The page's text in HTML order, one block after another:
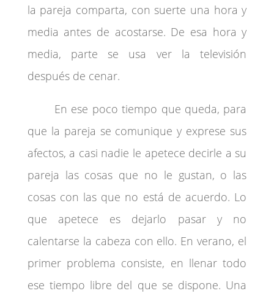
la pareja comparta, con suerte una hora y
media antes de acostarse. De esa hora y
media, parte se usa ver la televisión
después de cenar.
En ese poco tiempo que queda, para
que la pareja se comunique y exprese sus
afectos, a casi nadie le apetece decirle a su
pareja las cosas que no le gustan, o las
cosas con las que no está de acuerdo. Lo
que apetece es dejarlo pasar y no
calentarse la cabeza con ello. En verano, el
primer problema consiste, en llenar todo
ese tiempo libre del que se dispone. Una